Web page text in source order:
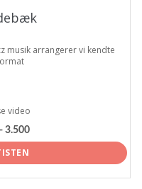
musik arrangerer vi kendte
video
3.500